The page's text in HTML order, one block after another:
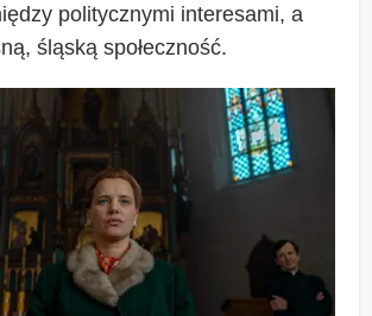
politycznymi interesami, a
śląską społeczność.